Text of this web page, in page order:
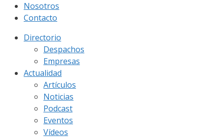
Nosotros
Contacto
Directorio
Despachos
Empresas
Actualidad
Artículos
Noticias
Podcast
Eventos
Vídeos